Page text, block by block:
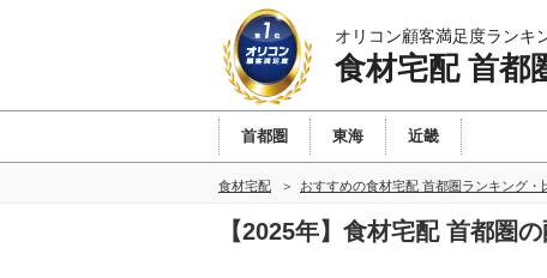
オリコン顧客満足度ランキ
食材宅配 首都
首都圏 東海 近畿
食材宅配 おすすめの食材宅配 首都圏ランキング・
【2025年】食材宅配 首都圏